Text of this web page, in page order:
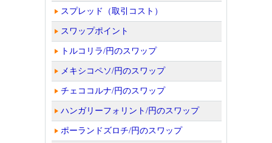
スプレッド（取引コスト）
スワップポイント
トルコリラ/円のスワップ
メキシコペソ/円のスワップ
チェココルナ/円のスワップ
ハンガリーフォリント/円のスワップ
ポーランドズロチ/円のスワップ